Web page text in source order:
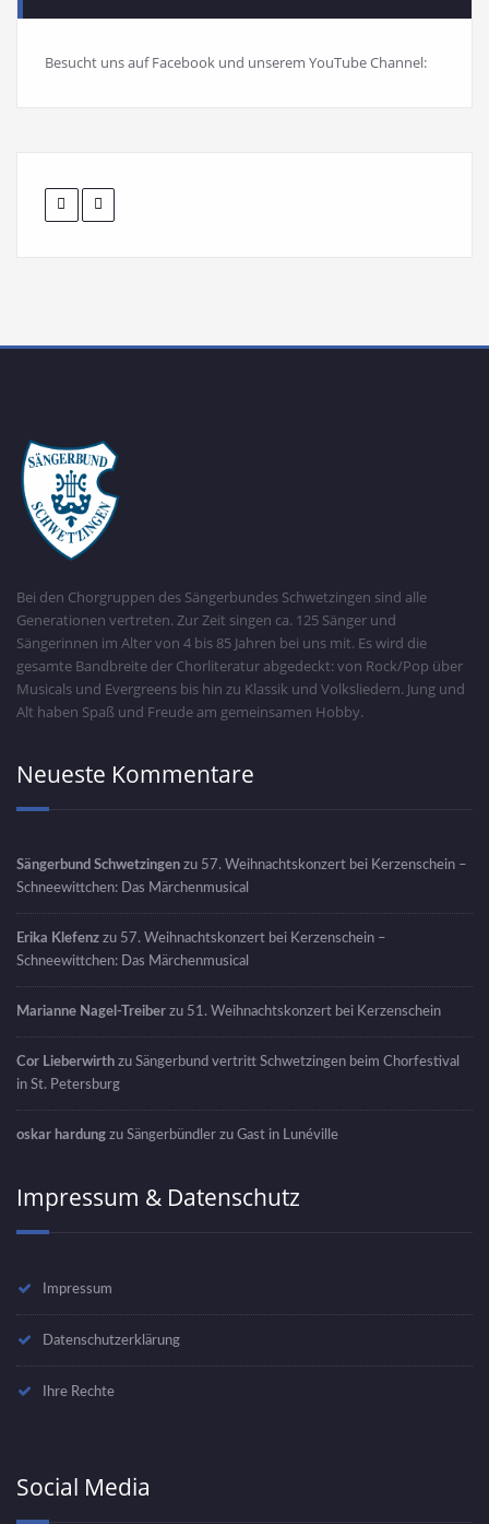
Besucht uns auf Facebook und unserem YouTube Channel:
Bei den Chorgruppen des Sängerbundes Schwetzingen sind alle
Generationen vertreten. Zur Zeit singen ca. 125 Sänger und
Sängerinnen im Alter von 4 bis 85 Jahren bei uns mit. Es wird die
gesamte Bandbreite der Chorliteratur abgedeckt: von Rock/Pop über
Musicals und Evergreens bis hin zu Klassik und Volksliedern. Jung und
Alt haben Spaß und Freude am gemeinsamen Hobby.
Neueste Kommentare
Sängerbund Schwetzingen zu 57. Weihnachtskonzert bei Kerzenschein –
Schneewittchen: Das Märchenmusical
Erika Klefenz zu 57. Weihnachtskonzert bei Kerzenschein –
Schneewittchen: Das Märchenmusical
Marianne Nagel-Treiber zu 51. Weihnachtskonzert bei Kerzenschein
Cor Lieberwirth zu Sängerbund vertritt Schwetzingen beim Chorfestival
in St. Petersburg
oskar hardung zu Sängerbündler zu Gast in Lunéville
Impressum & Datenschutz
Impressum
Datenschutzerklärung
Ihre Rechte
Social Media